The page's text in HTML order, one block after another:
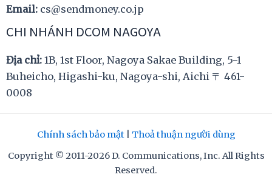
Email: cs@sendmoney.co.jp
CHI NHÁNH DCOM NAGOYA
Địa chỉ: 1B, 1st Floor, Nagoya Sakae Building, 5-1
Buheicho, Higashi-ku, Nagoya-shi, Aichi 〒 461-
0008
Chính sách bảo mật| Thoả thuận người dùng
Copyright © 2011-2026 D. Communications, Inc. All Rights
Reserved.